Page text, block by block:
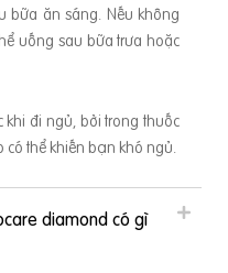
bữa ăn sáng. Nếu không
uống sau bữa trưa hoặc
khi đi ngủ, bởi trong thuốc
có thể khiến bạn khó ngủ.
diamond có gì